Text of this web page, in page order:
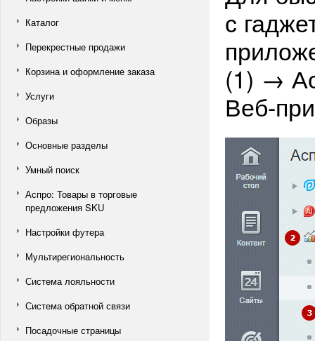
Каталог
Перекрестные продажи
Корзина и оформление заказа
Услуги
Образы
Основные разделы
Умный поиск
Аспро: Товары в торговые
предложения SKU
Настройки футера
Мультирегиональность
Система лояльности
Система обратной связи
Посадочные страницы
с
(1) →
Веб-